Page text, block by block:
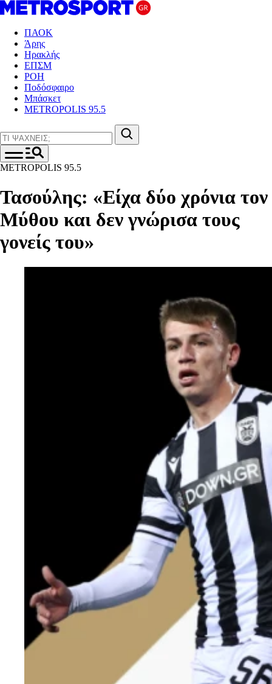
ΠΑΟΚ
Άρης
Ηρακλής
ΕΠΣΜ
ΡΟΗ
Ποδόσφαιρο
Μπάσκετ
METROPOLIS 95.5
METROPOLIS 95.5
Τασούλης : «Είχα δύο χρόνια τον
Μύθου και δεν γνώρισα τους
γονείς του»